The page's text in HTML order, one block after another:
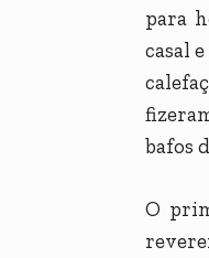
para
casal
bafos
O